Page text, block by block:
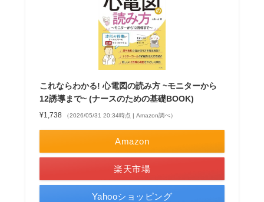
これならわかる! 心電図の読み方 ~モニターから
12誘導まで~ (ナースのための基礎BOOK)
¥1,738 （2026/05/31 20:34時点 | Amazon調べ）
Amazon
楽天市場
Yahooショッピング